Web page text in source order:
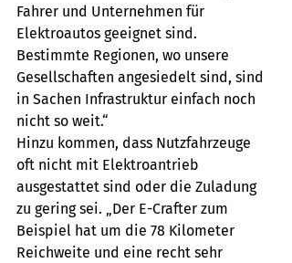
Fahrer und Unternehmen für
Elektroautos geeignet sind.
Bestimmte Regionen, wo unsere
Gesellschaften angesiedelt sind, sind
in Sachen Infrastruktur einfach noch
nicht so weit.“
Hinzu kommen, dass Nutzfahrzeuge
oft nicht mit Elektroantrieb
ausgestattet sind oder die Zuladung
zu gering sei. „Der E-Crafter zum
Beispiel hat um die 78 Kilometer
Reichweite und eine recht sehr